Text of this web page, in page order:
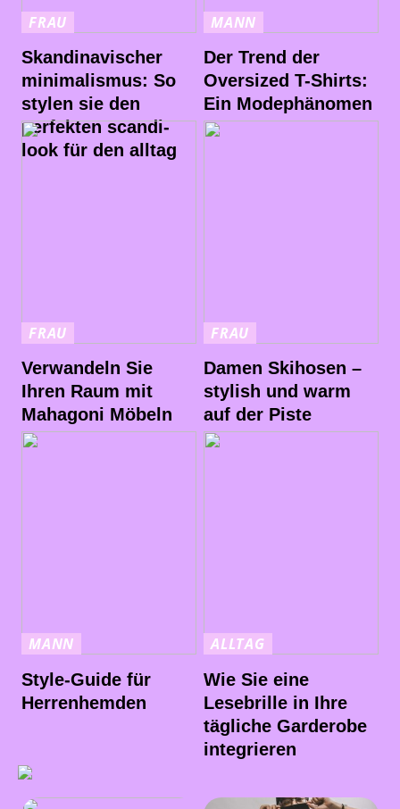
FRAU
Skandinavischer
minimalismus: So
stylen sie den
perfekten scandi-
look für den alltag
MANN
Der Trend der
Oversized T-Shirts:
Ein Modephänomen
FRAU
Verwandeln Sie
Ihren Raum mit
Mahagoni Möbeln
FRAU
Damen Skihosen –
stylish und warm
auf der Piste
MANN
Style-Guide für
Herrenhemden
ALLTAG
Wie Sie eine
Lesebrille in Ihre
tägliche Garderobe
integrieren